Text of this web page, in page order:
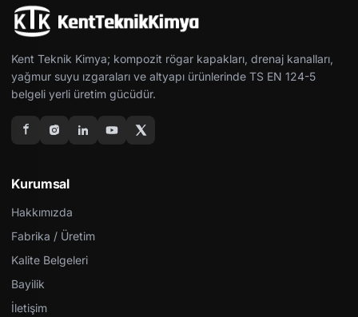
Kent Teknik Kimya; kompozit rögar kapakları, drenaj kanalları,
yağmur suyu ızgaraları ve altyapı ürünlerinde TS EN 124-5
belgeli yerli üretim gücüdür.
Kurumsal
Hakkımızda
Fabrika / Üretim
Kalite Belgeleri
Bayilik
İletişim